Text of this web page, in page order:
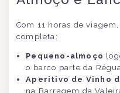
Com 11 horas de
completa:
Pequeno-almoço
o barco parte da
Aperitivo de Vinho
na Barragem da